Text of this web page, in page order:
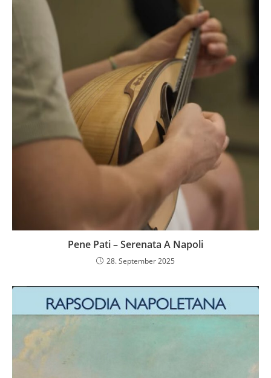
Pene Pati – Serenata A Napoli
28. September 2025